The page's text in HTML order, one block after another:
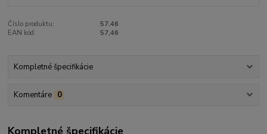
Číslo produktu:
57.46
EAN kód:
57,46
Kompletné špecifikácie
Komentáre 0
Kompletné špecifikácie